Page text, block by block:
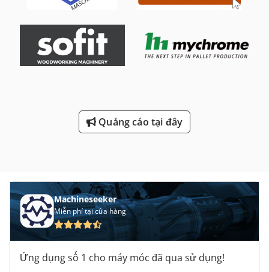
Quảng cáo tại đây
Machineseeker
Miễn phí tại cửa hàng
Ứng dụng số 1 cho máy móc đã qua sử dụng!